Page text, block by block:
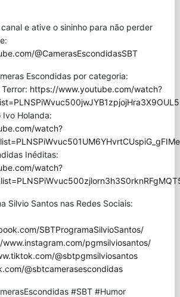
e ative o sininho para não perder
@CamerasEscondidasSBT
Escondidas por categoria:
https://www.youtube.com/watch?
Ivo Holanda:
watch?
Inéditas:
watch?
Silvio Santos nas Redes Sociais:
SBTProgramaSilvioSantos/
pgmsilviosantos/
@sbtpgmsilviosantos
@sbtcamerasescondidas
#SBT #Humor